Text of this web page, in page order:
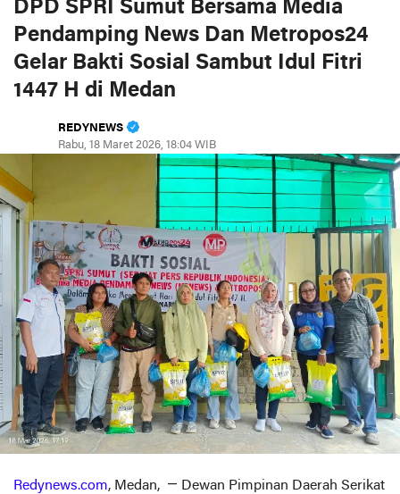
DPD SPRI Sumut Bersama Media
Pendamping News Dan Metropos24
Gelar Bakti Sosial Sambut Idul Fitri
1447 H di Medan
REDYNEWS
Rabu, 18 Maret 2026, 18:04 WIB
Redynews.com, Medan, — Dewan Pimpinan Daerah Serikat